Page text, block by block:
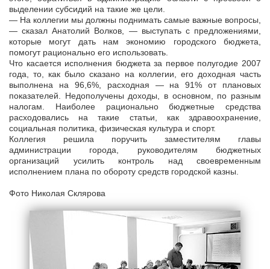
выделении субсидий на такие же цели.
— На коллегии мы должны поднимать самые важные вопросы,
— сказал Анатолий Волков, — выступать с предложениями,
которые могут дать нам экономию городского бюджета,
помогут рационально его использовать.
Что касается исполнения бюджета за первое полугодие 2007
года, то, как было сказано на коллегии, его доходная часть
выполнена на 96,6%, расходная — на 91% от плановых
показателей. Недополучены доходы, в основном, по разным
налогам. Наиболее рационально бюджетные средства
расходовались на такие статьи, как здравоохранение,
социальная политика, физическая культура и спорт.
Коллегия решила поручить заместителям главы
администрации города, руководителям бюджетных
организаций усилить контроль над своевременным
исполнением плана по обороту средств городской казны.
Фото Николая Склярова